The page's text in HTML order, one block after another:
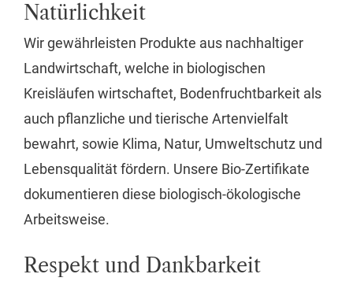
Natürlichkeit
Wir gewährleisten Produkte aus nachhaltiger
Landwirtschaft, welche in biologischen
Kreisläufen wirtschaftet, Bodenfruchtbarkeit als
auch pflanzliche und tierische Artenvielfalt
bewahrt, sowie Klima, Natur, Umweltschutz und
Lebensqualität fördern. Unsere Bio-Zertifikate
dokumentieren diese biologisch-ökologische
Arbeitsweise.
Respekt und Dankbarkeit